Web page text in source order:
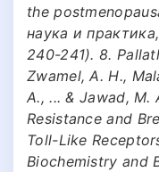
the
наука и
240-241). 8.
Zwamel, A. H.,
A., ... & Jawad,
Resistance and
Toll-Like
Biochemistry and